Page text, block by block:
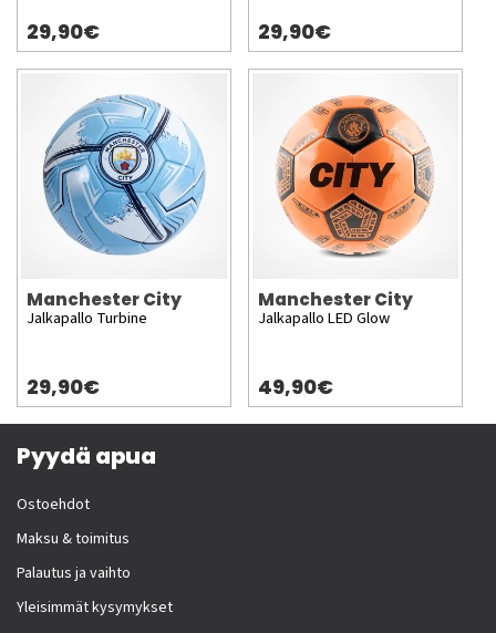
29,90€ 29,90€
Manchester City
Jalkapallo Turbine
29,90€
Manchester City
Jalkapallo LED Glow
49,90€
Pyydä apua
Ostoehdot
Maksu & toimitus
Palautus ja vaihto
Yleisimmät kysymykset